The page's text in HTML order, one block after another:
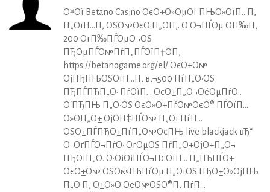
О¤Ої Betano Casino ОєО±О»ОµОЇ ПЊО»ОїП…П‚
П„ОїП…П‚ ОЅО№ОєО·П„О­П‚. О О¬ПЃОµ О­П‰П‚
200 ОґП‰ПЃОµО¬ОЅ
ПЂОµПЃО№ПѓП„ПЃОїП†О­П‚
https://betanogame.org/el/ ОєО±О№
ОјПЂПЊОЅОїП…П‚ в‚¬500 ПѓП„О·ОЅ
ПЂПЃПЋП„О· ПѓОїП… ОєО±П„О¬ОёОµПѓО·.
О‘ПЂПЊ П„О·ОЅ ОєО»О±ПѓО№ОєО® ПЃОїП…
О»О­П„О± ОјО­П‡ПЃО№ П„Ої ПѓП…
ОЅО±ПЃПЂО±ПѓП„О№ОєПЊ live blackjack вЂ“
О· ОґПЃО¬ПѓО· ОґОµОЅ ПѓП„О±ОјО±П„О¬
ПЂОїП„О­. О•ОіОіПЃО¬П€ОїП… П„ПЋПЃО±
ОєО±О№ ОЅО№ПЋПѓОµ П„ОїОЅ ПЂО±О»ОјПЊ
П„О·П‚ О±О»О·ОёО№ОЅО®П‚ ПѓП…